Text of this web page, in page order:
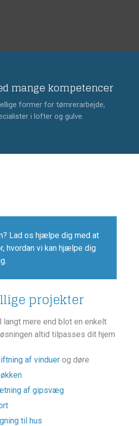
mange kompetencer
former for tømrerarbejde,
i lofter og gulve.
Lad os hjælpe dig med at
hvordan vi kan hjælpe dig
projekter
mere end blot en enkelt
altid tilpasses dit hjem
af vinduer og døre
af gipsvæg
til hus